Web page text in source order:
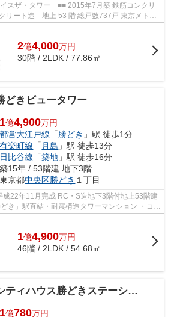
2015年7月築 鉄筋コンクリ
ト造 地上 53 階 総戸数737戸 東京メトロ
都営大...
2億4,000万円
30階 / 2LDK / 77.86㎡
どきビュータワー
1億4,900万円
都営大江戸線 「 勝どき 」駅 徒歩1分
有楽町線 「 月島 」駅 徒歩13分
日比谷線 「築地 」駅 徒歩16分
築15年 / 53階建 地下3階
東京都中央区勝どき １丁目
有人...
1億4,900万円
46階 / 2LDK / 54.68㎡
ティハウス勝どきステーションコート
1億780万円